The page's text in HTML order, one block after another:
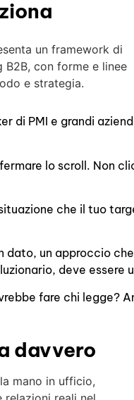
di PMI e grandi
lo scroll. Non
che il tuo
dato, un approccio
deve essere
fare chi legge?
davvero